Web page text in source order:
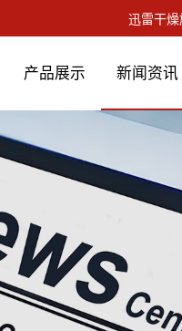
产品展示 新闻资讯